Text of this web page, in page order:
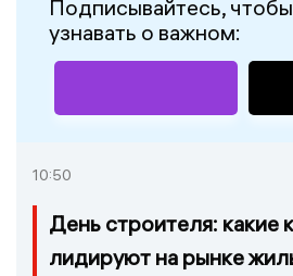
Подписывайтесь,
узнавать о важном:
10:50
День строителя: какие
лидируют на рынке